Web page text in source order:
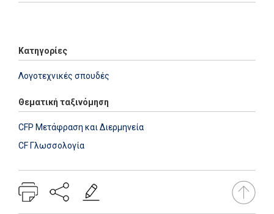
Κατηγορίες
Λογοτεχνικές σπουδές
Θεματική ταξινόμηση
CFP Μετάφραση και Διερμηνεία
CF Γλωσσολογία